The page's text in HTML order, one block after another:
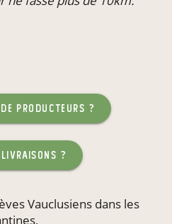
producteurs ?
livraisons ?
Vauclusiens dans les
,